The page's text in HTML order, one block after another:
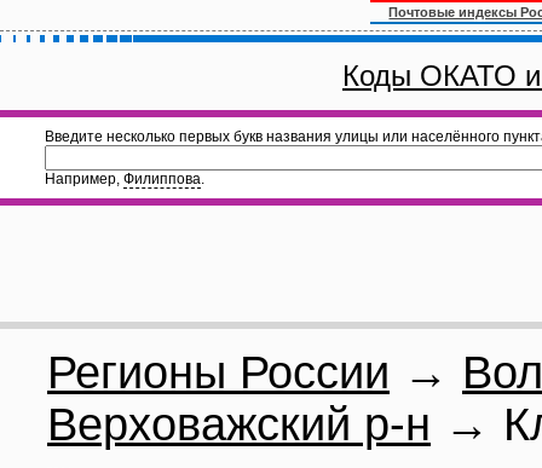
Почтовые индексы
Коды ОКАТО
Введите несколько первых букв названия улицы или населённого
Например, Филиппова.
Регионы России →
Верховажский р-н →